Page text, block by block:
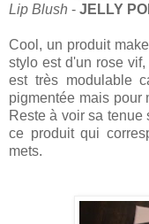
Lip Blush - JELLY
Cool, un produit
stylo est d'un rose
est très modulable
pigmentée mais pour
Reste à voir sa
ce produit qui
mets.